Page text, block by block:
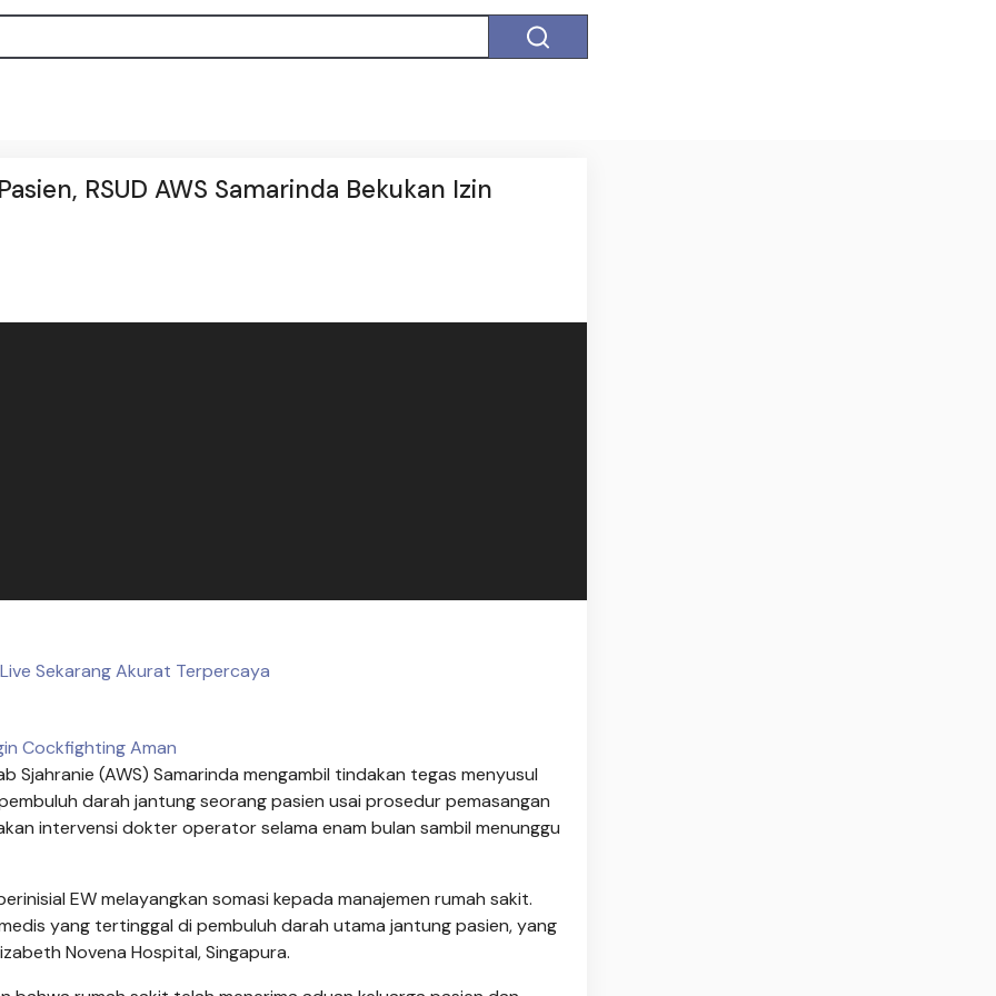
RSUD AWS Samarinda Bekukan Izin
Sekarang Akurat Terpercaya
Cockfighting Aman
Sjahranie (AWS) Samarinda mengambil tindakan tegas menyusul
darah jantung seorang pasien usai prosedur pemasangan
intervensi dokter operator selama enam bulan sambil menunggu
EW melayangkan somasi kepada manajemen rumah sakit.
yang tertinggal di pembuluh darah utama jantung pasien, yang
Novena Hospital, Singapura.